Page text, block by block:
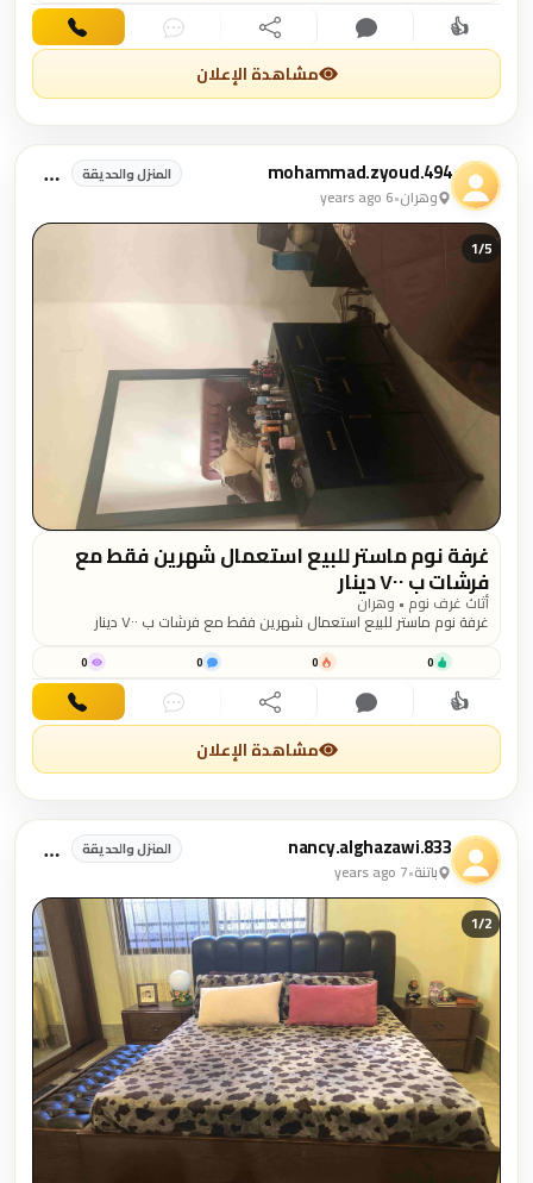
👍اهتمام تعليق مشاركة دردشة اتصال
مشاهدة الإعلان
mohammad.zyoud.494
وهران•
6 years ago
المنزل والحديقة
1/5
غرفة نوم ماستر للبيع استعمال شهرين فقط مع
فرشات ب ٧٠٠ دينار
أثاث غرف نوم • وهران
غرفة نوم ماستر للبيع استعمال شهرين فقط مع فرشات ب ٧٠٠ دينار
0
0
0
0
👍اهتمام تعليق مشاركة دردشة اتصال
مشاهدة الإعلان
nancy.alghazawi.833
باتنة•
7 years ago
المنزل والحديقة
1/2